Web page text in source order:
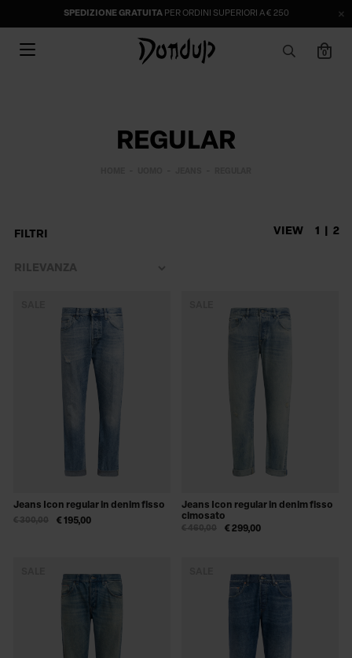
SPEDIZIONE GRATUITAPER ORDINI SUPERIORI A € 250
0
REGULAR
FILTRI VIEW 1 2
Jeans Icon regular in denim fisso
€ 195,00
€ 300,00
Jeans Icon regular in denim fisso
cimosato
€ 299,00
€ 460,00